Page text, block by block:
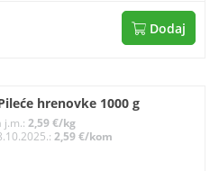
Dodaj
hrenovke 1000 g
j.m.: 2,59 €/kg
2,59 €/kom